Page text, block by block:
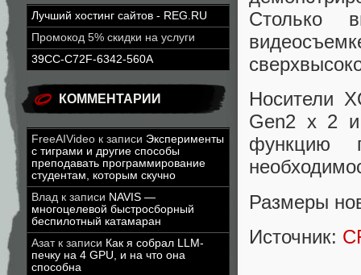
Лучший хостинг сайтов - REG.RU
Промокод 5% скидки на услуги
39CC-C72F-6342-560A
КОММЕНТАРИИ
FreeAIVideo к записи Эксперименты
с тиграми и другие способы
преподавать программирование
студентам, которым скучно
Влад к записи NAVIS —
многоцелевой быстросборный
беспилотный катамаран
Азатк записи Как я собрал LLM-
печку на 4 GPU, и на что она
способна
Столько
Носители
Gen2 x 2 и
функцию
Размеры
Источник: